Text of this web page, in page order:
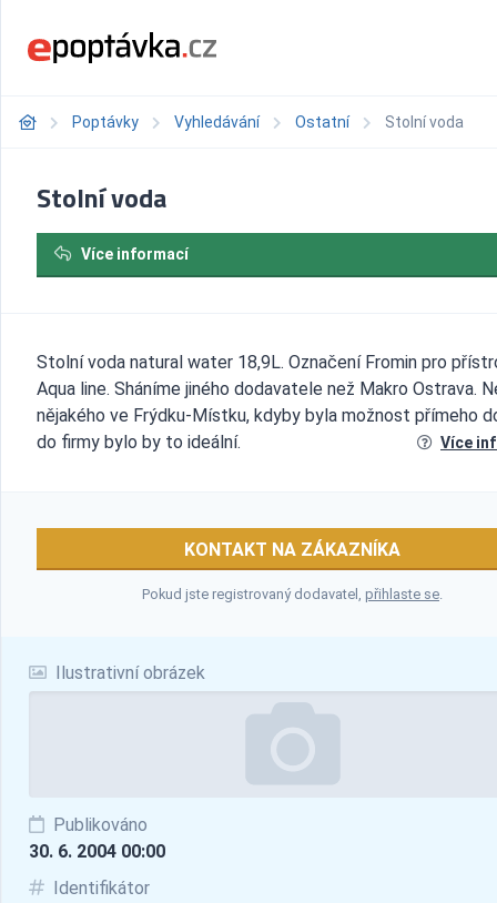
Poptávky Vyhledávání Ostatní Stolní voda
Ilustrativní obrázek
Publikováno
30. 6. 2004 00:00
Identifikátor
Stolní voda
Více informací
Stolní voda natural water 18,9L. Označení Fromin pro
Aqua line. Sháníme jiného dodavatele než Makro Ostrava.
nějakého ve Frýdku-Místku, kdyby byla možnost přímeho
do firmy bylo by to ideální.
Více
KONTAKT NA ZÁKAZNÍKA
Pokud jste registrovaný dodavatel, přihlaste se.